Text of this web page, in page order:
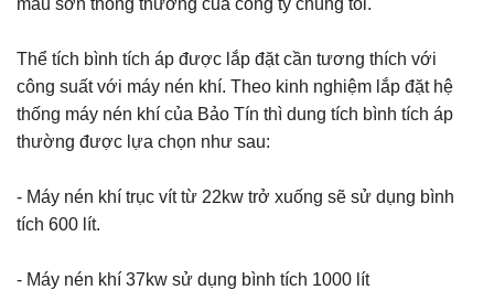
Thể tích bình tích áp được lắp đặt cần tương thích với
công suất với máy nén khí. Theo kinh nghiệm lắp đặt hệ
thống máy nén khí của Bảo Tín thì dung tích bình tích áp
thường được lựa chọn như sau:
- Máy nén khí trục vít từ 22kw trở xuống sẽ sử dụng bình
tích 600 lít.
- Máy nén khí 37kw sử dụng bình tích 1000 lít